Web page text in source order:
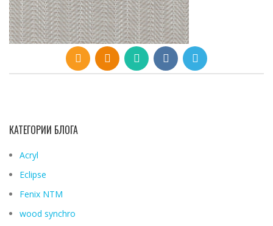
КАТЕГОРИИ БЛОГА
Acryl
Eclipse
Fenix ​​NTM
wood synchro